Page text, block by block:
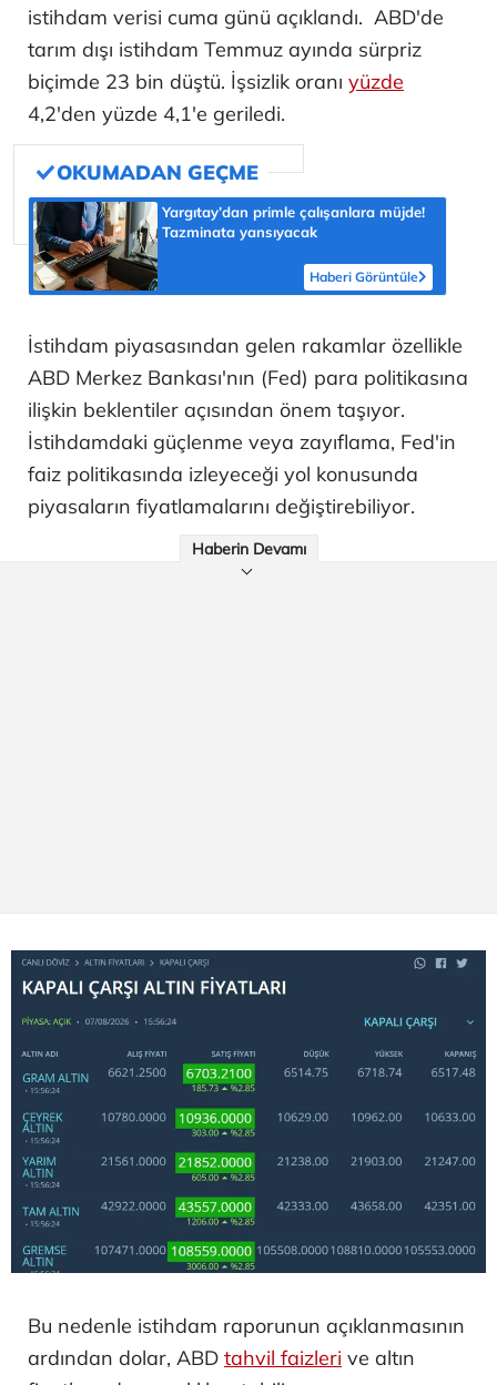
istihdam verisi cuma günü açıklandı. ABD'de
tarım dışı istihdam Temmuz ayında sürpriz
biçimde 23 bin düştü. İşsizlik oranı yüzde
4,2'den yüzde 4,1'e geriledi.
Yargıtay’dan primle çalışanlara müjde!
Tazminata yansıyacak
Haberi Görüntüle
İstihdam piyasasından gelen rakamlar özellikle
ABD Merkez Bankası'nın (Fed) para politikasına
ilişkin beklentiler açısından önem taşıyor.
İstihdamdaki güçlenme veya zayıflama, Fed'in
faiz politikasında izleyeceği yol konusunda
piyasaların fiyatlamalarını değiştirebiliyor.
Haberin Devamı
Bu nedenle istihdam raporunun açıklanmasının
ardından dolar, ABD tahvil faizleri ve altın